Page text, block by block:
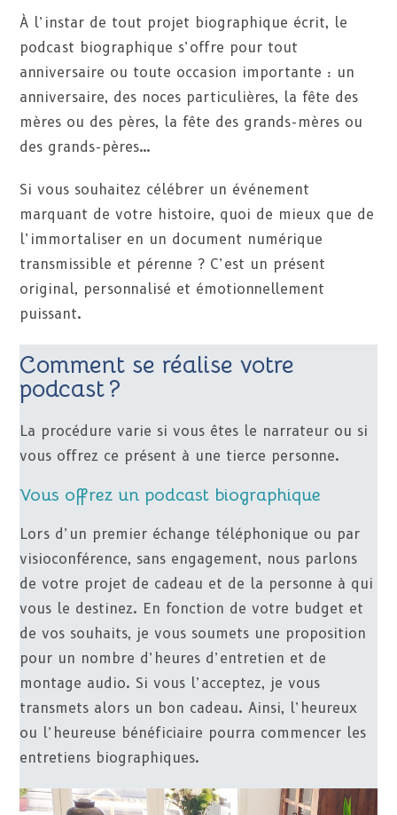
À l’instar de tout projet biographique écrit, le
podcast biographique s’offre pour tout
anniversaire ou toute occasion importante : un
anniversaire, des noces particulières, la fête des
mères ou des pères, la fête des grands-mères ou
des grands-pères…
Si vous souhaitez célébrer un événement
marquant de votre histoire, quoi de mieux que de
l’immortaliser en un document numérique
transmissible et pérenne ? C’est un présent
original, personnalisé et émotionnellement
puissant.
Comment se réalise votre
podcast ?
La procédure varie si vous êtes le narrateur ou si
vous offrez ce présent à une tierce personne.
Vous offrez un podcast biographique
Lors d’un premier échange téléphonique ou par
visioconférence, sans engagement, nous parlons
de votre projet de cadeau et de la personne à qui
vous le destinez. En fonction de votre budget et
de vos souhaits, je vous soumets une proposition
pour un nombre d’heures d’entretien et de
montage audio. Si vous l’acceptez, je vous
transmets alors un bon cadeau. Ainsi, l’heureux
ou l’heureuse bénéficiaire pourra commencer les
entretiens biographiques.